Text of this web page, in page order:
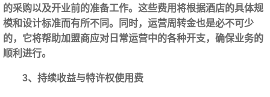
的采购以及开业前的准备工作。这些费用将根据酒店的具体规
模和设计标准而有所不同。同时，运营周转金也是必不可少
的，它将帮助加盟商应对日常运营中的各种开支，确保业务的
顺利进行。
3、持续收益与特许权使用费